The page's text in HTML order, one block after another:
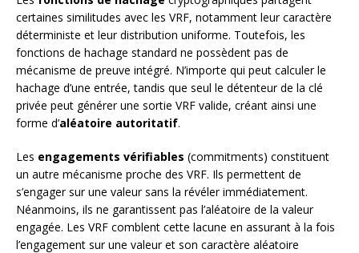
certaines similitudes avec les VRF, notamment leur caractère
déterministe et leur distribution uniforme. Toutefois, les
fonctions de hachage standard ne possèdent pas de
mécanisme de preuve intégré. N’importe qui peut calculer le
hachage d’une entrée, tandis que seul le détenteur de la clé
privée peut générer une sortie VRF valide, créant ainsi une
forme d’aléatoire autoritatif.
Les engagements vérifiables (commitments) constituent
un autre mécanisme proche des VRF. Ils permettent de
s’engager sur une valeur sans la révéler immédiatement.
Néanmoins, ils ne garantissent pas l’aléatoire de la valeur
engagée. Les VRF comblent cette lacune en assurant à la fois
l’engagement sur une valeur et son caractère aléatoire